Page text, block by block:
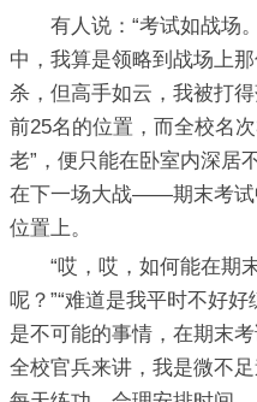
有人说：“考试如战场。
中，我算是领略到战场上
杀，但高手如云，我被打
前25名的位置，而全校名
老”，便只能在卧室内深居
在下一场大战——期末考试
位置上。
“哎，哎，如何能在期末
呢？”“难道是我平时不好好
是不可能的事情，在期末
全校官兵来讲，我是微不